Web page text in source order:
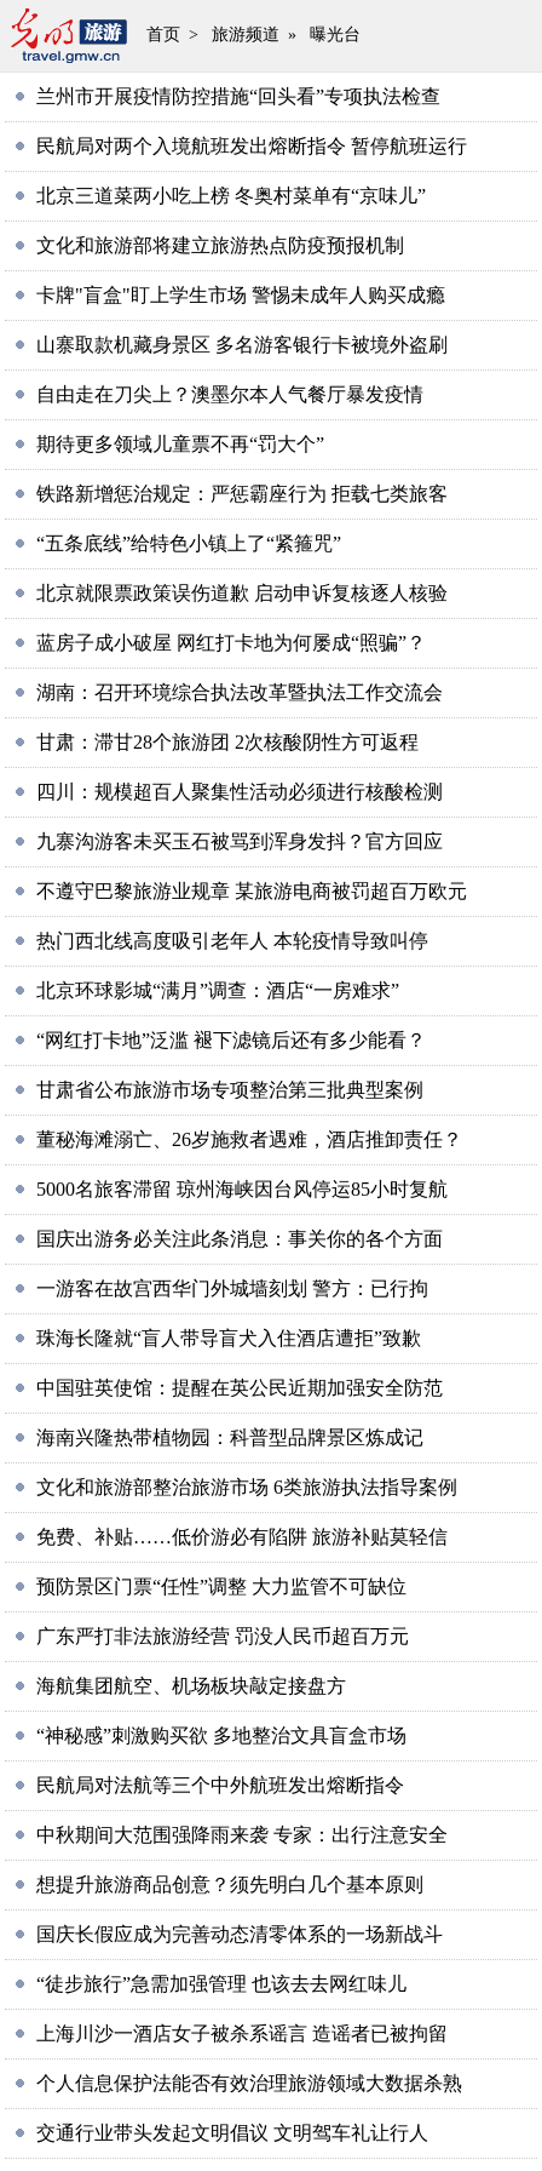
首页 > 旅游频道 » 曝光台
兰州市开展疫情防控措施“回头看”专项执法检查
民航局对两个入境航班发出熔断指令 暂停航班运行
北京三道菜两小吃上榜 冬奥村菜单有“京味儿”
文化和旅游部将建立旅游热点防疫预报机制
卡牌"盲盒"盯上学生市场 警惕未成年人购买成瘾
山寨取款机藏身景区 多名游客银行卡被境外盗刷
自由走在刀尖上？澳墨尔本人气餐厅暴发疫情
期待更多领域儿童票不再“罚大个”
铁路新增惩治规定：严惩霸座行为 拒载七类旅客
“五条底线”给特色小镇上了“紧箍咒”
北京就限票政策误伤道歉 启动申诉复核逐人核验
蓝房子成小破屋 网红打卡地为何屡成“照骗”？
湖南：召开环境综合执法改革暨执法工作交流会
甘肃：滞甘28个旅游团 2次核酸阴性方可返程
四川：规模超百人聚集性活动必须进行核酸检测
九寨沟游客未买玉石被骂到浑身发抖？官方回应
不遵守巴黎旅游业规章 某旅游电商被罚超百万欧元
热门西北线高度吸引老年人 本轮疫情导致叫停
北京环球影城“满月”调查：酒店“一房难求”
“网红打卡地”泛滥 褪下滤镜后还有多少能看？
甘肃省公布旅游市场专项整治第三批典型案例
董秘海滩溺亡、26岁施救者遇难，酒店推卸责任？
5000名旅客滞留 琼州海峡因台风停运85小时复航
国庆出游务必关注此条消息：事关你的各个方面
一游客在故宫西华门外城墙刻划 警方：已行拘
珠海长隆就“盲人带导盲犬入住酒店遭拒”致歉
中国驻英使馆：提醒在英公民近期加强安全防范
海南兴隆热带植物园：科普型品牌景区炼成记
文化和旅游部整治旅游市场 6类旅游执法指导案例
免费、补贴……低价游必有陷阱 旅游补贴莫轻信
预防景区门票“任性”调整 大力监管不可缺位
广东严打非法旅游经营 罚没人民币超百万元
海航集团航空、机场板块敲定接盘方
“神秘感”刺激购买欲 多地整治文具盲盒市场
民航局对法航等三个中外航班发出熔断指令
中秋期间大范围强降雨来袭 专家：出行注意安全
想提升旅游商品创意？须先明白几个基本原则
国庆长假应成为完善动态清零体系的一场新战斗
“徒步旅行”急需加强管理 也该去去网红味儿
上海川沙一酒店女子被杀系谣言 造谣者已被拘留
个人信息保护法能否有效治理旅游领域大数据杀熟
交通行业带头发起文明倡议 文明驾车礼让行人